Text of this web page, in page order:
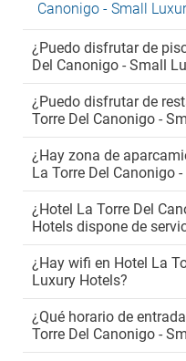
Canonigo - Small
¿Puedo disfrutar de
Del Canonigo - Small
¿Puedo disfrutar de
Torre Del Canonigo -
¿Hay zona de
La Torre Del Canonigo
¿Hotel La Torre Del
Hotels dispone de
¿Hay wifi en Hotel La
Luxury Hotels?
¿Qué horario de
Torre Del Canonigo -